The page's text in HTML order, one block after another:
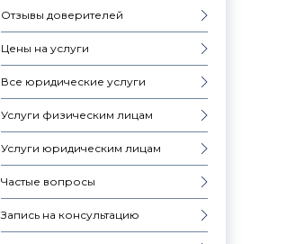
Отзывы доверителей
Цены на услуги
Все юридические услуги
Услуги физическим лицам
Услуги юридическим лицам
Частые вопросы
Запись на консультацию